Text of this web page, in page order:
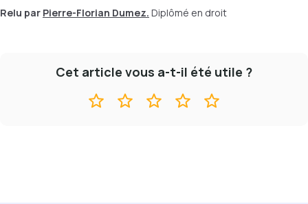
Relu par Pierre-Florian Dumez. Diplômé en droit
Cet article vous a-t-il été utile ?